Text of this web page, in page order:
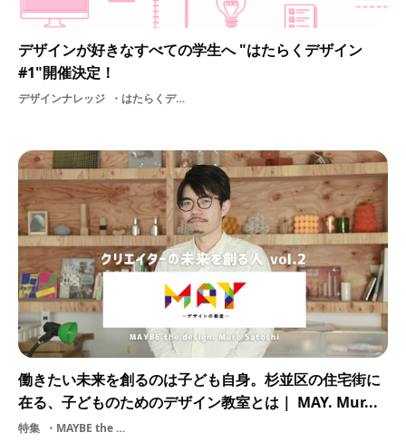
デザインが好きなすべての学生へ "はたらくデザイン
#1"開催決定！
デザインナレッジ はたらくデザインGoodpatchクリエイター支援美大美大生
働きたい未来を創るのは子ども自身。杉並区の住宅街に
在る、子どものためのデザイン教室とは｜ MAY. Mur...
特集 MAYBE the designクリエイター支援スクール教員講義起業